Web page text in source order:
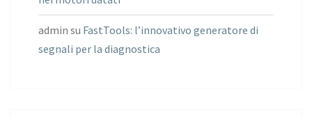
admin su FastTools: l’innovativo generatore di
segnali per la diagnostica